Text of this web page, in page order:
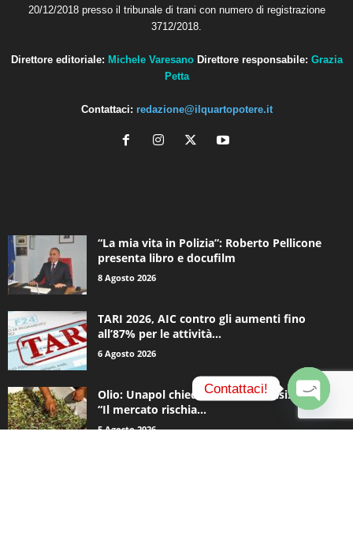
20/12/2018 presso il tribunale di trani con numero di registrazione
3712/2018.
Direttore editoriale: Michele Varesano Direttore responsabile: Grazia
Petta
Contattaci: redazione@ilquartopotere.it
“La mia vita in Polizia”: Roberto Pellicone
presenta libro e docufilm
8 Agosto 2026
TARI 2026, AIC contro gli aumenti fino
all’87% per le attività...
6 Agosto 2026
Olio: Unapol chiede lo stato di crisi. Loiodice:
“Il mercato rischia...
5 Agosto 2026
Contattaci!
O